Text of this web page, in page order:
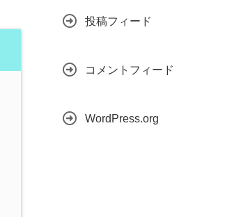
投稿フィード
コメントフィード
WordPress.org